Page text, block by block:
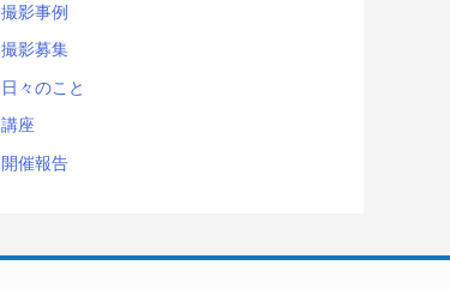
撮影事例
撮影募集
日々のこと
講座
開催報告